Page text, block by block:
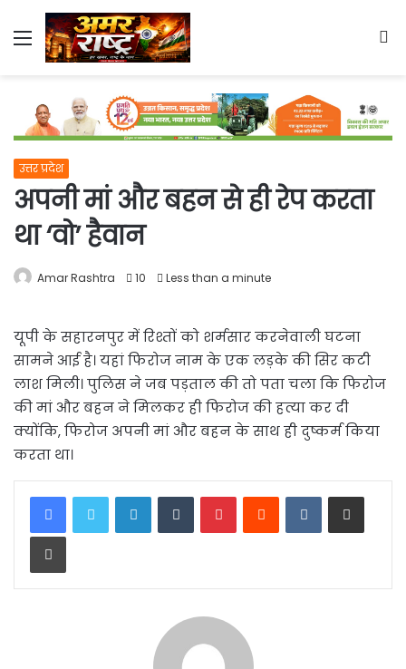
Menu
उत्तर प्रदेश
अपनी मां और बहन से ही रेप करता
था ‘वो’ हैवान
Amar Rashtra 10 Less than a minute
यूपी के सहारनपुर में रिश्तों को शर्मसार करनेवाली घटना
सामने आई है। यहां फिरोज नाम के एक लड़के की सिर कटी
लाश मिली। पुलिस ने जब पड़ताल की तो पता चला कि फिरोज
की मां और बहन ने मिलकर ही फिरोज की हत्या कर दी
क्योंकि, फिरोज अपनी मां और बहन के साथ ही दुष्कर्म किया
करता था।
LinkedInTumblrPinterestReddit VKontakteShare via Email
Print